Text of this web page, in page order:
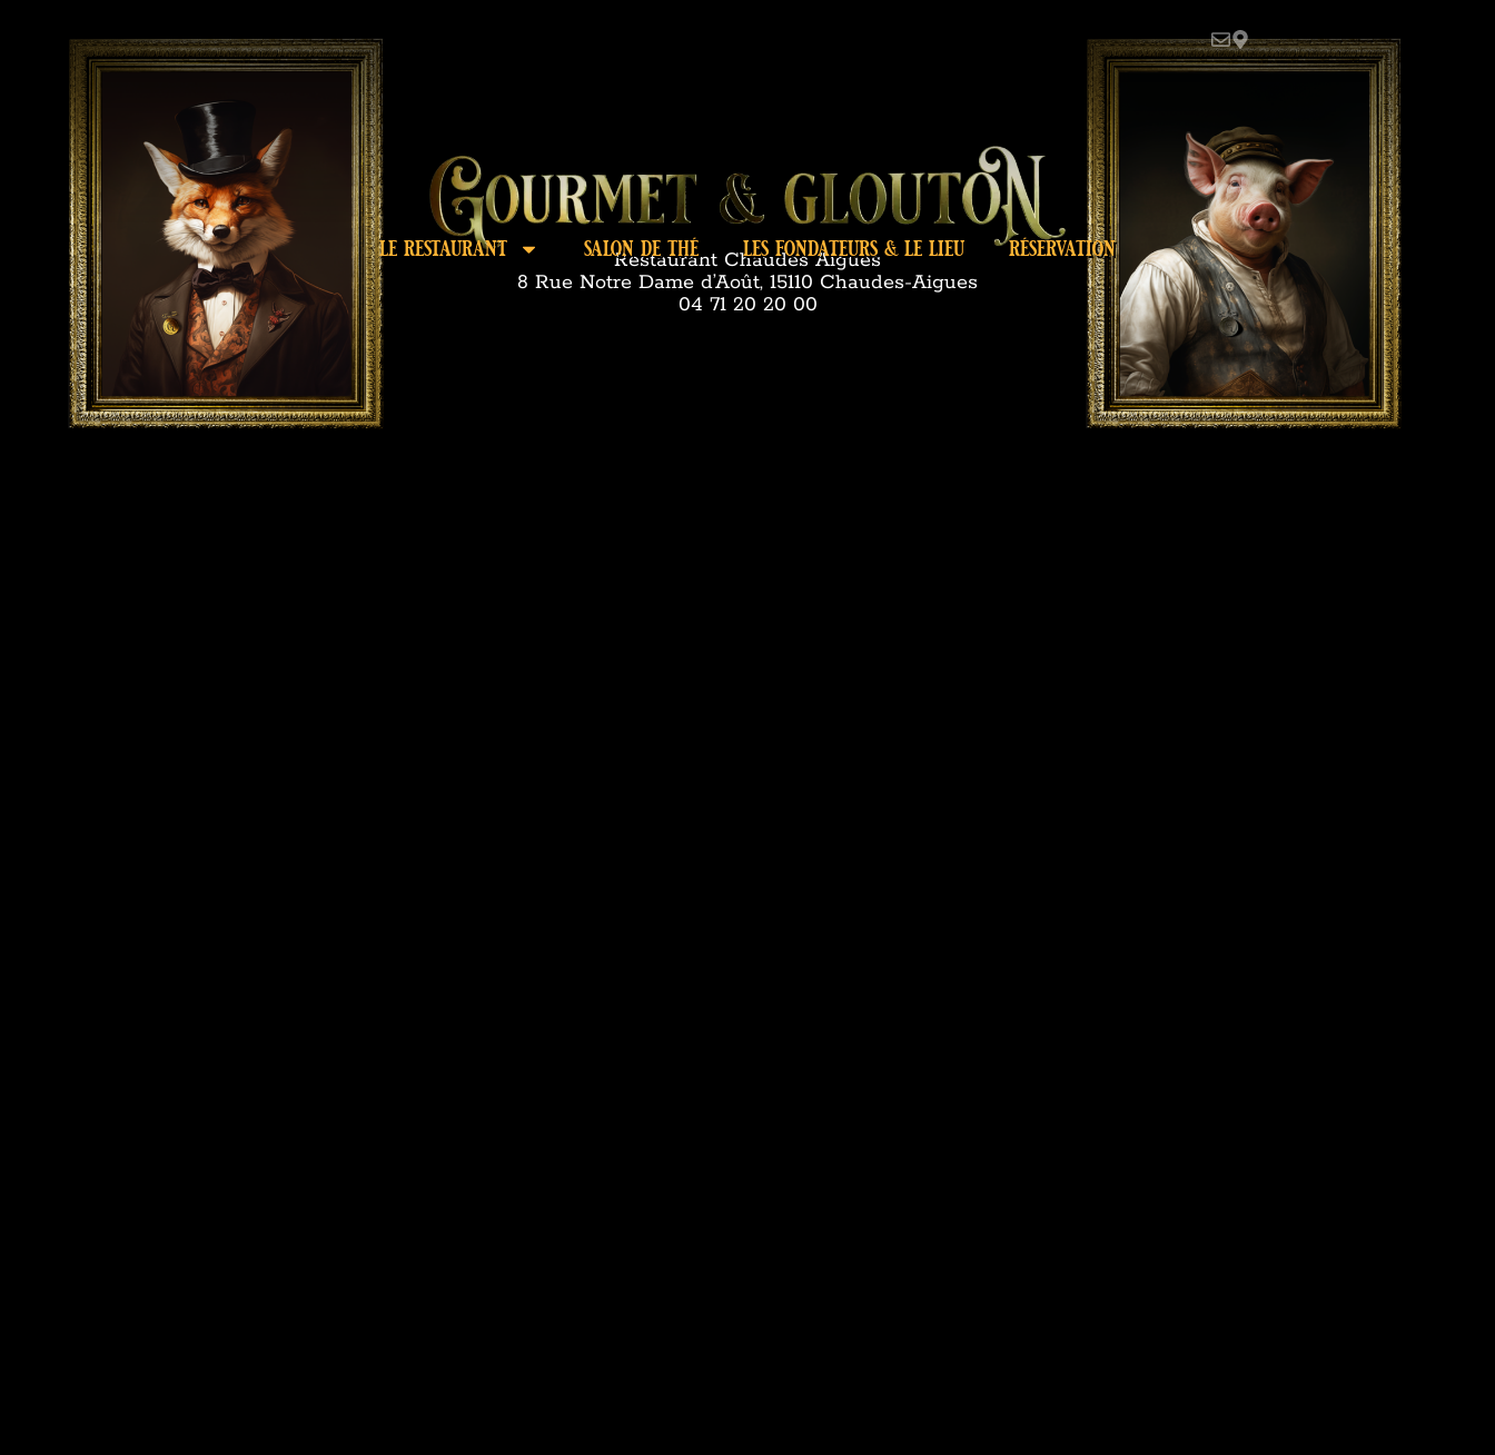
le restaurant salon de thé les fondateurs & le lieu réservation
Restaurant Chaudes Aigues
8 Rue Notre Dame d’Août, 15110 Chaudes-Aigues
04 71 20 20 00